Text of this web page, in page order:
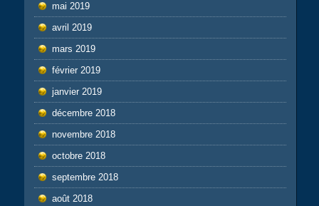
mai 2019
avril 2019
mars 2019
février 2019
janvier 2019
décembre 2018
novembre 2018
octobre 2018
septembre 2018
août 2018